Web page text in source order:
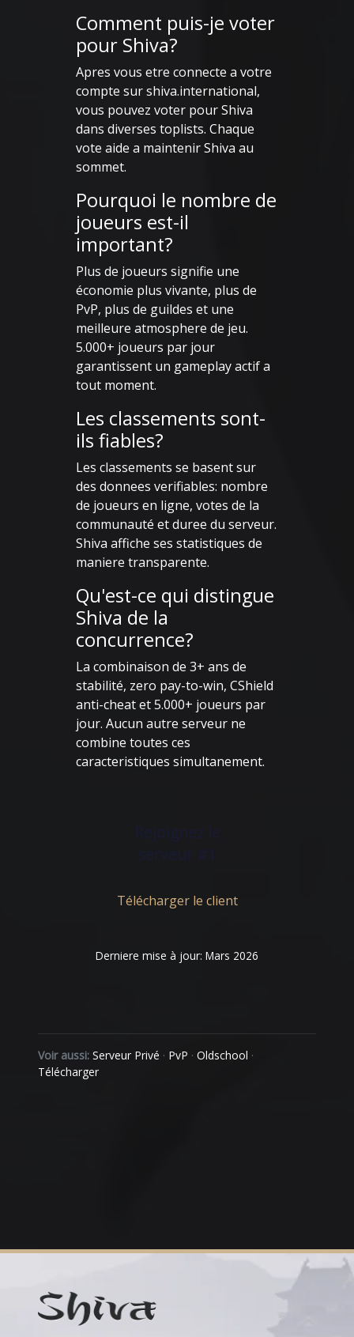
Comment puis-je voter
pour Shiva?
Apres vous etre connecte a votre
compte sur shiva.international,
vous pouvez voter pour Shiva
dans diverses toplists. Chaque
vote aide a maintenir Shiva au
sommet.
Pourquoi le nombre de
joueurs est-il
important?
Plus de joueurs signifie une
économie plus vivante, plus de
PvP, plus de guildes et une
meilleure atmosphere de jeu.
5.000+ joueurs par jour
garantissent un gameplay actif a
tout moment.
Les classements sont-
ils fiables?
Les classements se basent sur
des donnees verifiables: nombre
de joueurs en ligne, votes de la
communauté et duree du serveur.
Shiva affiche ses statistiques de
maniere transparente.
Qu'est-ce qui distingue
Shiva de la
concurrence?
La combinaison de 3+ ans de
stabilité, zero pay-to-win, CShield
anti-cheat et 5.000+ joueurs par
jour. Aucun autre serveur ne
combine toutes ces
caracteristiques simultanement.
Télécharger le client
Derniere mise à jour: Mars 2026
Voir aussi: Serveur Privé · PvP · Oldschool ·
Télécharger